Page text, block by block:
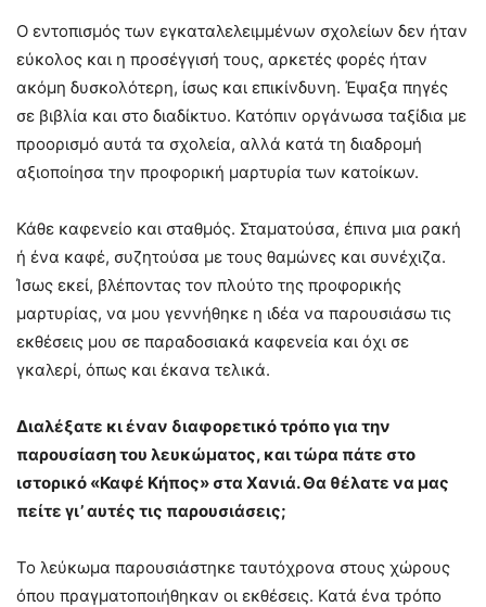
Ο εντοπισμός των εγκαταλελειμμένων σχολείων δεν ήταν
εύκολος και η προσέγγισή τους, αρκετές φορές ήταν
ακόμη δυσκολότερη, ίσως και επικίνδυνη. Έψαξα πηγές
σε βιβλία και στο διαδίκτυο. Κατόπιν οργάνωσα ταξίδια με
προορισμό αυτά τα σχολεία, αλλά κατά τη διαδρομή
αξιοποίησα την προφορική μαρτυρία των κατοίκων.
Κάθε καφενείο και σταθμός. Σταματούσα, έπινα μια ρακή
ή ένα καφέ, συζητούσα με τους θαμώνες και συνέχιζα.
Ίσως εκεί, βλέποντας τον πλούτο της προφορικής
μαρτυρίας, να μου γεννήθηκε η ιδέα να παρουσιάσω τις
εκθέσεις μου σε παραδοσιακά καφενεία και όχι σε
γκαλερί, όπως και έκανα τελικά.
Διαλέξατε κι έναν διαφορετικό τρόπο για την
παρουσίαση του λευκώματος, και τώρα πάτε στο
ιστορικό «Καφέ Κήπος» στα Χανιά. Θα θέλατε να μας
πείτε γι’ αυτές τις παρουσιάσεις;
Το λεύκωμα παρουσιάστηκε ταυτόχρονα στους χώρους
όπου πραγματοποιήθηκαν οι εκθέσεις. Κατά ένα τρόπο